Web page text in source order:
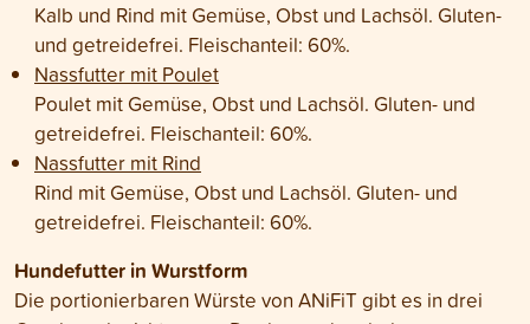
Kalb und Rind mit Gemüse, Obst und Lachsöl. Gluten-
und getreidefrei. Fleischanteil: 60%.
Nassfutter mit Poulet
Poulet mit Gemüse, Obst und Lachsöl. Gluten- und
getreidefrei. Fleischanteil: 60%.
Nassfutter mit Rind
Rind mit Gemüse, Obst und Lachsöl. Gluten- und
getreidefrei. Fleischanteil: 60%.
Hundefutter in Wurstform
Die portionierbaren Würste von ANiFiT gibt es in drei